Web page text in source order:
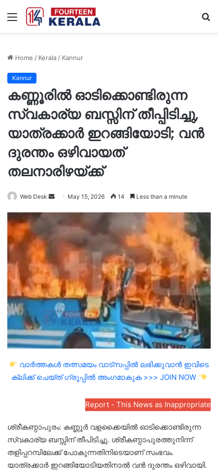
Menu
Home / Kerala/ Kannur
Kannur
കണ്ണൂരിൽ ഓടിക്കൊണ്ടിരുന്ന
സ്വകാര്യ ബസ്സിന് തീപ്പിടിച്ചു,
യാത്രക്കാർ ഇറങ്ങിയോടി; വൻ
ദുരന്തം ഒഴിവായത്
തലനാരിഴയ്ക്ക്
Web Desk
Send
email
May 15, 2026 14 Less than a minute
വാർത്തകൾ തത്സമയം വാട്സപ്പിൽ ലഭിക്കുവാൻ ഇവിടെ
ക്ലിക്ക് ചെയ്ത് ഗ്രൂപ്പിൽ അംഗമാകുക >>> JOIN NOW
Report - This News as Inappropriate
ശ്രീകണ്ഠാപുരം: കണ്ണൂർ വളക്കൈയിൽ ഓടിക്കൊണ്ടിരുന്ന
സ്വകാര്യ ബസ്സിന് തീപിടിച്ചു. ശ്രീകണ്ഠാപുരത്തുനിന്ന്
തളിപ്പറമ്പിലേക്ക് പോകുന്നതിനിടെയാണ് സംഭവം.
യാത്രക്കാർ ഇറങ്ങിയോടിയതിനാൽ വൻ ദുരന്തം ഒഴിവായി.